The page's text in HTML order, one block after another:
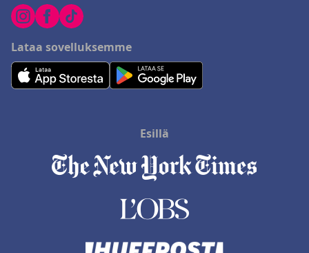
Lataa sovelluksemme
Esillä